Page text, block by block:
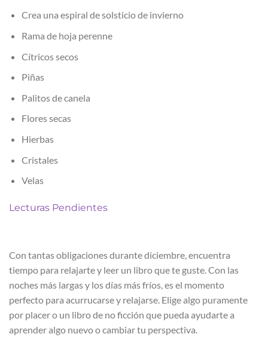
Crea una espiral de solsticio de invierno
Rama de hoja perenne
Cítricos secos
Piñas
Palitos de canela
Flores secas
Hierbas
Cristales
Velas
Lecturas Pendientes
Con tantas obligaciones durante diciembre, encuentra
tiempo para relajarte y leer un libro que te guste. Con las
noches más largas y los días más fríos, es el momento
perfecto para acurrucarse y relajarse. Elige algo puramente
por placer o un libro de no ficción que pueda ayudarte a
aprender algo nuevo o cambiar tu perspectiva.